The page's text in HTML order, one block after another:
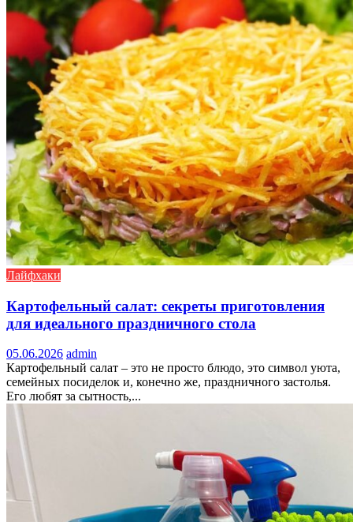
Лайфхаки
Картофельный салат: секреты приготовления
для идеального праздничного стола
05.06.2026 admin
Картофельный салат – это не просто блюдо, это символ уюта,
семейных посиделок и, конечно же, праздничного застолья.
Его любят за сытность,...